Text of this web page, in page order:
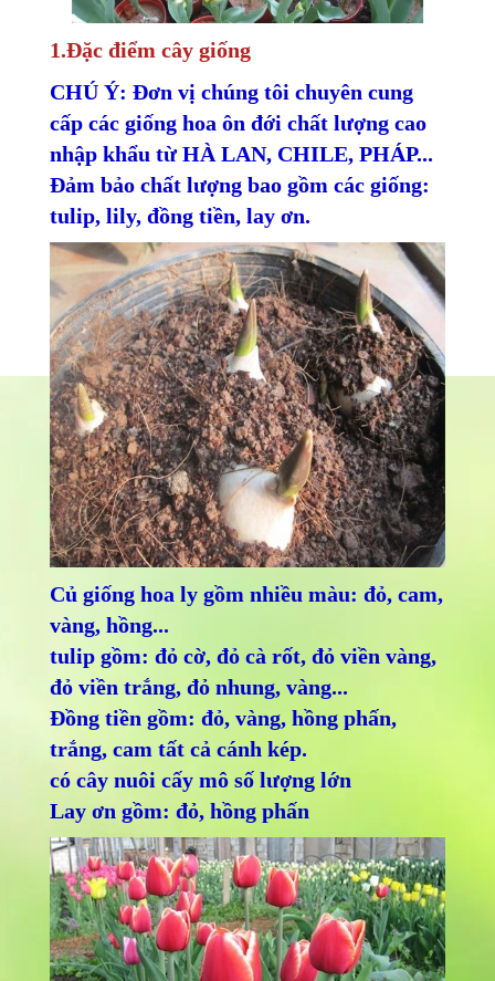
1.Đặc điểm cây giống
CHÚ Ý: Đơn vị chúng tôi chuyên cung
cấp các giống hoa ôn đới chất lượng cao
nhập khẩu từ HÀ LAN, CHILE, PHÁP...
Đảm bảo chất lượng bao gồm các giống:
tulip, lily, đồng tiền, lay ơn.
Củ giống hoa ly gồm nhiều màu: đỏ, cam,
vàng, hồng...
tulip gồm: đỏ cờ, đỏ cà rốt, đỏ viền vàng,
đỏ viền trắng, đỏ nhung, vàng...
Đồng tiền gồm: đỏ, vàng, hồng phấn,
trắng, cam tất cả cánh kép.
có cây nuôi cấy mô số lượng lớn
Lay ơn gồm: đỏ, hồng phấn